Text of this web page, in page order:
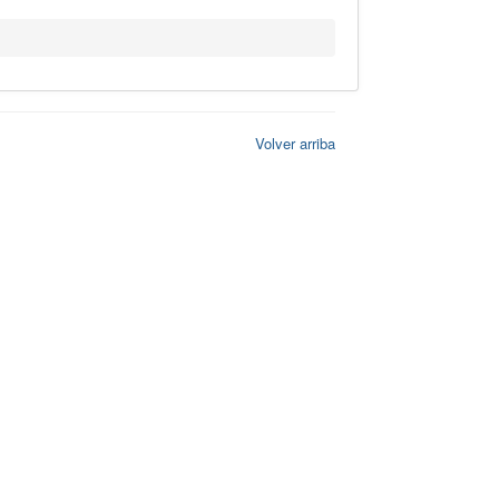
Volver arriba